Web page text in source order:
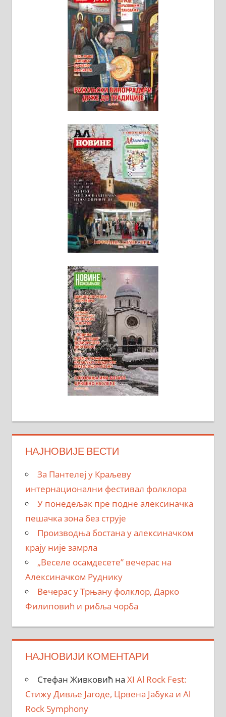
НАЈНОВИЈЕ ВЕСТИ
За Пантелеј у Краљеву
интернационални фестивал фолклора
У понедељак пре подне алексиначка
пешачка зона без струје
Производња бостана у алексиначком
крају није замрла
„Веселе осамдесете” вечерас на
Алексиначком Руднику
Вечерас у Трњану фолклор, Дарко
Филиповић и рибља чорба
НАЈНОВИЈИ КОМЕНТАРИ
Стефан Живковић на XI Al Rock Fest:
Стижу Дивље Јагоде, Црвена Јабука и Al
Rock Symphony